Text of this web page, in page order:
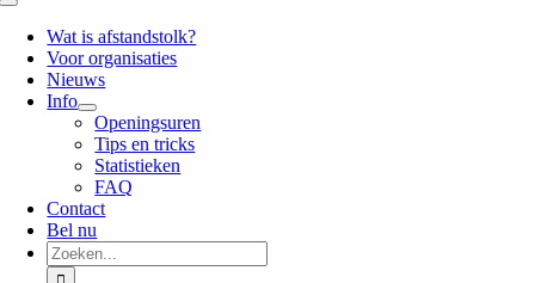
Toggle
NavigationWat is afstandstolk?
Voor organisaties
Nieuws
Info
Openingsuren
Tips en tricks
Statistieken
FAQ
Contact
Bel nu
Zoeken
naar: